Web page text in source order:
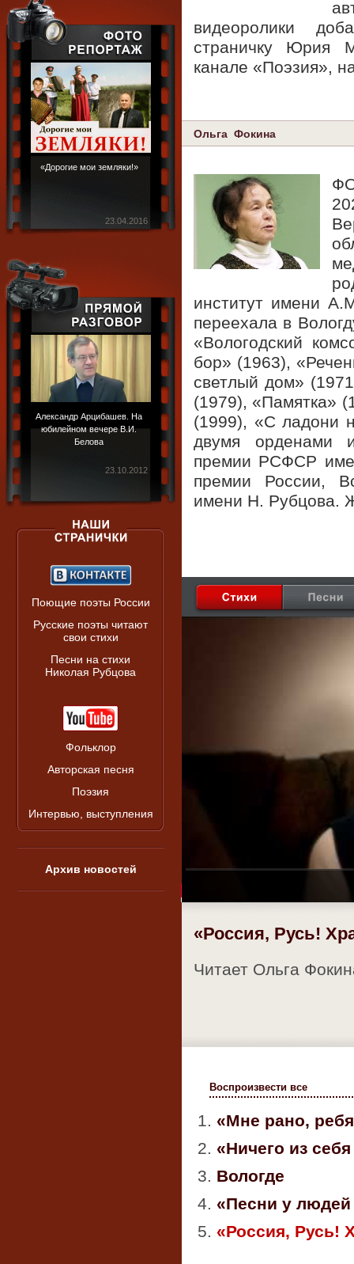
«Дорогие мои земляки!»
23.04.2016
Александр Арцибашев. На
юбилейном вечере В.И.
Белова
23.10.2012
Поющие поэты России
Русские поэты читают
свои стихи
Песни на стихи
Николая Рубцова
Фольклор
Авторская песня
Поэзия
Интервью, выступления
Архив новостей
видеоролики
страничку Юрия
канале «Поэзия»,
Ольга Фокина
институт имени
переехала в
«Вологодский
бор» (1963),
светлый дом»
(1979), «Памятка»
(1999), «С ладони
двумя орденами
премии РСФСР
премии России,
имени Н. Рубцова.
«Россия, Русь!
Читает Ольга
Воспроизвести все
1.
«Мне рано,
2.
«Ничего из
3.
Вологде
4.
«Песни у
5.
«Россия, Русь!